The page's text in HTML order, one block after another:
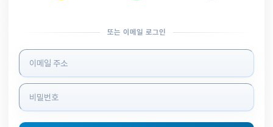
또는 이메일 로그인
로그인 정보 입력